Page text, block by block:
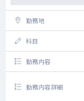
勤務地
科目
勤務内容
勤務内容詳細